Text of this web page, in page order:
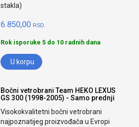
stakla)
6.850,00 RSD.
Rok isporuke 5 do 10 radnih dana
U korpu
Bočni vetrobrani Team HEKO LEXUS
GS 300 (1998-2005) - Samo prednji
Visokokvalitetni bočni vetrobrani
najpoznatijeg proizvođača u Evropi